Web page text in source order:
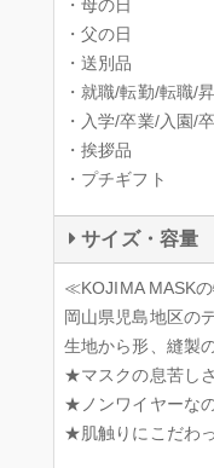
・母の日
・父の日
・送別品
・就職/転勤/転職/
・入学/卒業/入園/
・挨拶品
・プチギフト
サイズ・容量
≪KOJIMA MASK
岡山県児島地区の
生地から形、縫製
★マスクの息苦し
★ノンワイヤーな
★肌触りにこだわ